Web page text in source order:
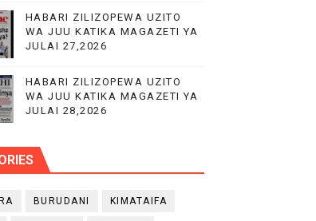
UCHUMI TANZANIA
HABARI ZILIZOPEWA UZITO
WA JUU KATIKA MAGAZETI YA
JULAI 27,2026
HABARI ZILIZOPEWA UZITO
WA JUU KATIKA MAGAZETI YA
JULAI 28,2026
BURUDANI KIMATAIFA